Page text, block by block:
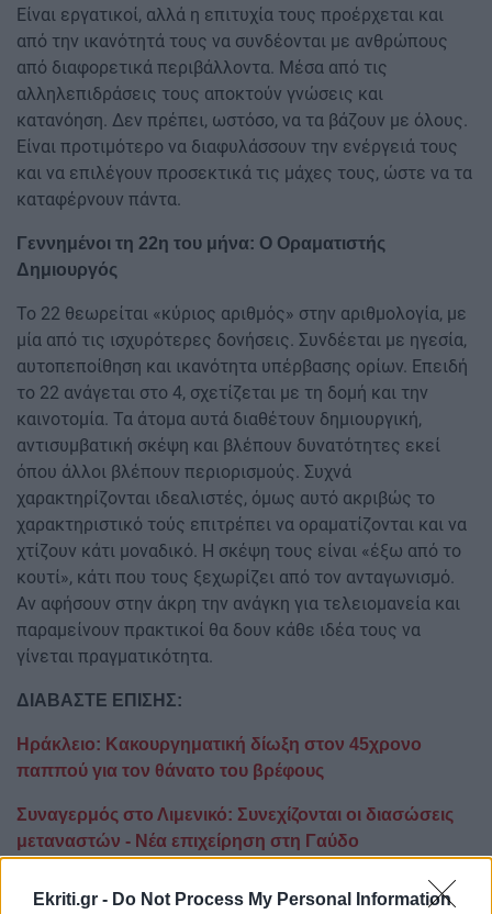
Ekriti.gr - Do Not Process My Personal Information
Είναι εργατικοί, αλλά η επιτυχία τους προέρχεται και
από την ικανότητά τους να συνδέονται με ανθρώπους
από διαφορετικά περιβάλλοντα. Μέσα από τις
αλληλεπιδράσεις τους αποκτούν γνώσεις και
κατανόηση. Δεν πρέπει, ωστόσο, να τα βάζουν με όλους.
Είναι προτιμότερο να διαφυλάσσουν την ενέργειά τους
και να επιλέγουν προσεκτικά τις μάχες τους, ώστε να τα
καταφέρνουν πάντα.
Γεννημένοι τη 22η του μήνα: Ο Οραματιστής
Δημιουργός
Το 22 θεωρείται «κύριος αριθμός» στην αριθμολογία, με
μία από τις ισχυρότερες δονήσεις. Συνδέεται με ηγεσία,
αυτοπεποίθηση και ικανότητα υπέρβασης ορίων. Επειδή
το 22 ανάγεται στο 4, σχετίζεται με τη δομή και την
καινοτομία. Τα άτομα αυτά διαθέτουν δημιουργική,
αντισυμβατική σκέψη και βλέπουν δυνατότητες εκεί
όπου άλλοι βλέπουν περιορισμούς. Συχνά
χαρακτηρίζονται ιδεαλιστές, όμως αυτό ακριβώς το
χαρακτηριστικό τούς επιτρέπει να οραματίζονται και να
χτίζουν κάτι μοναδικό. Η σκέψη τους είναι «έξω από το
κουτί», κάτι που τους ξεχωρίζει από τον ανταγωνισμό.
Αν αφήσουν στην άκρη την ανάγκη για τελειομανεία και
παραμείνουν πρακτικοί θα δουν κάθε ιδέα τους να
γίνεται πραγματικότητα.
ΔΙΑΒΑΣΤΕ ΕΠΙΣΗΣ:
Ηράκλειο: Κακουργηματική δίωξη στον 45χρονο
παππού για τον θάνατο του βρέφους
Συναγερμός στο Λιμενικό: Συνεχίζονται οι διασώσεις
μεταναστών - Νέα επιχείρηση στη Γαύδο
και